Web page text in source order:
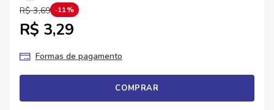
R$ 3,69 11%
R$ 3,29
Formas de pagamento
COMPRAR